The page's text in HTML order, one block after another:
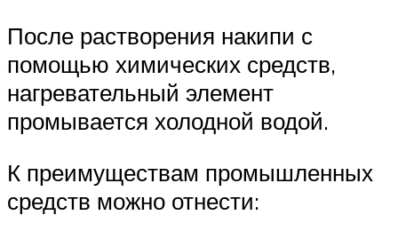
После растворения накипи с
помощью химических средств,
нагревательный элемент
промывается холодной водой.
К преимуществам промышленных
средств можно отнести: